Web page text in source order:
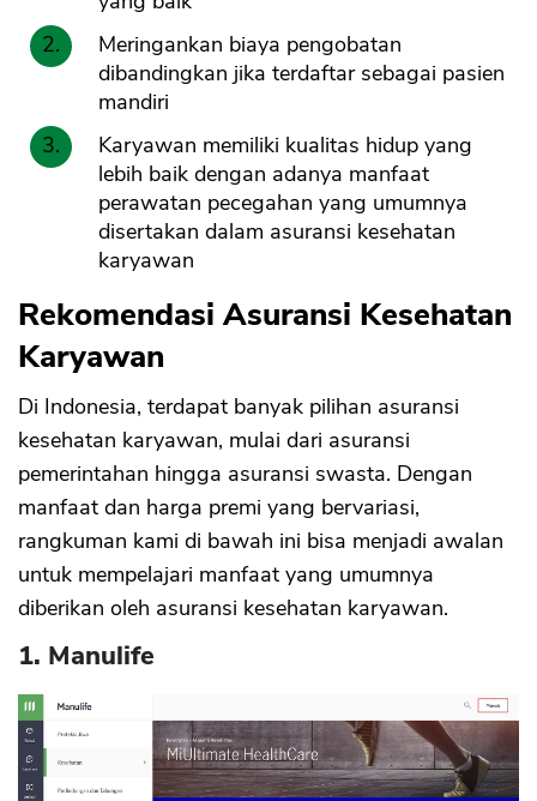
Meringankan biaya pengobatan
dibandingkan jika terdaftar sebagai pasien
mandiri
Karyawan memiliki kualitas hidup yang
lebih baik dengan adanya manfaat
perawatan pecegahan yang umumnya
disertakan dalam asuransi kesehatan
karyawan
Rekomendasi Asuransi Kesehatan
Karyawan
Di Indonesia, terdapat banyak pilihan asuransi
kesehatan karyawan, mulai dari asuransi
pemerintahan hingga asuransi swasta. Dengan
manfaat dan harga premi yang bervariasi,
rangkuman kami di bawah ini bisa menjadi awalan
untuk mempelajari manfaat yang umumnya
diberikan oleh asuransi kesehatan karyawan.
1. Manulife